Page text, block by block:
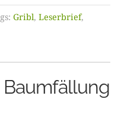
Gribl, Leserbrief,